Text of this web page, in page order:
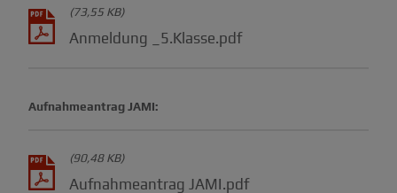
(73,55 KB)
Anmeldung _5.Klasse.pdf
Aufnahmeantrag JAMI:
(90,48 KB)
Aufnahmeantrag JAMI.pdf